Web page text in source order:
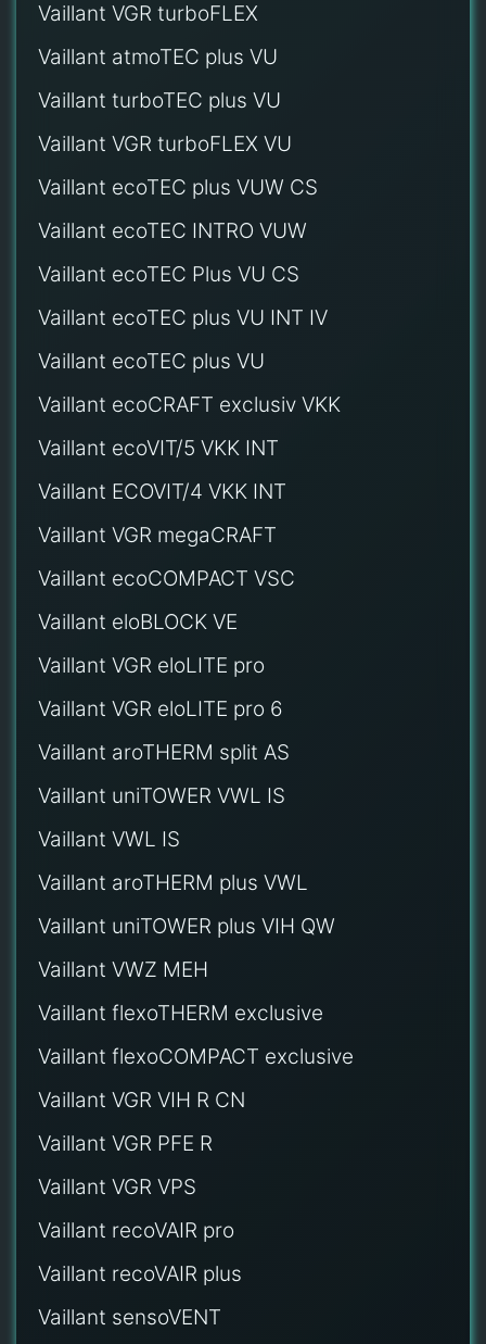
Vaillant VGR turboFLEX
Vaillant atmoTEC plus VU
Vaillant turboTEC plus VU
Vaillant VGR turboFLEX VU
Vaillant ecoTEC plus VUW CS
Vaillant ecoTEC INTRO VUW
Vaillant ecoTEC Plus VU CS
Vaillant ecoTEC plus VU INT IV
Vaillant ecoTEC plus VU
Vaillant ecoCRAFT exclusiv VKK
Vaillant ecoVIT/5 VKK INT
Vaillant ECOVIT/4 VKK INT
Vaillant VGR megaCRAFT
Vaillant ecoCOMPACT VSC
Vaillant eloBLOCK VE
Vaillant VGR eloLITE pro
Vaillant VGR eloLITE pro 6
Vaillant aroTHERM split AS
Vaillant uniTOWER VWL IS
Vaillant VWL IS
Vaillant aroTHERM plus VWL
Vaillant uniTOWER plus VIH QW
Vaillant VWZ MEH
Vaillant flexoTHERM exclusive
Vaillant flexoCOMPACT exclusive
Vaillant VGR VIH R CN
Vaillant VGR PFE R
Vaillant VGR VPS
Vaillant recoVAIR pro
Vaillant recoVAIR plus
Vaillant sensoVENT